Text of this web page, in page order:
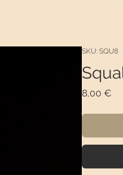
SKU: SQU8
8,00 €